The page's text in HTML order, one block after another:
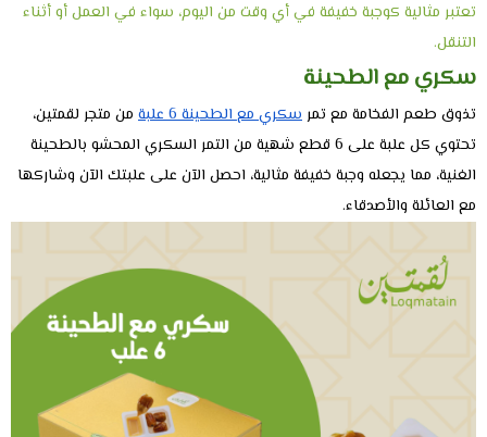
تعتبر مثالية كوجبة خفيفة في أي وقت من اليوم، سواء في العمل أو أثناء
التنقل.
سكري مع الطحينة
تذوق طعم الفخامة مع تمرسكري مع الطحينة 6 علبة
من متجر لقمتين،
تحتوي كل علبة على 6 قطع شهية من التمر السكري المحشو بالطحينة
الغنية، مما يجعله وجبة خفيفة مثالية، احصل الآن على علبتك الآن وشاركها
مع العائلة والأصدقاء.